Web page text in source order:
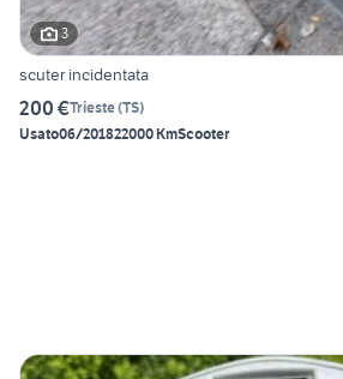
3
scuter incidentata
200 €Trieste(TS)
Usato06/201822000 KmScooter